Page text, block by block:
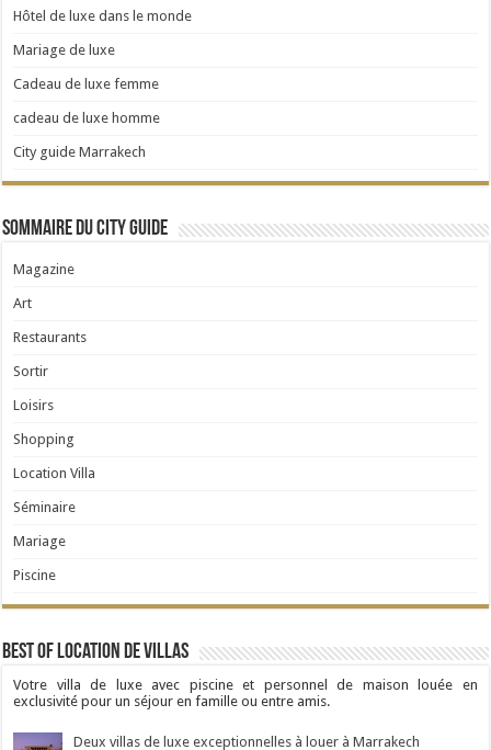
Hôtel de luxe dans le monde
Mariage de luxe
Cadeau de luxe femme
cadeau de luxe homme
City guide Marrakech
Sommaire du City Guide
Magazine
Art
Restaurants
Sortir
Loisirs
Shopping
Location Villa
Séminaire
Mariage
Piscine
Best Of Location de Villas
Votre villa de luxe avec piscine et personnel de maison louée en
exclusivité pour un séjour en famille ou entre amis.
Deux villas de luxe exceptionnelles à louer à Marrakech